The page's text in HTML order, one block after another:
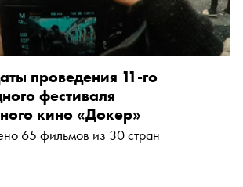
проведения 11-го
фестиваля
кино «Докер»
65 фильмов из 30 стран